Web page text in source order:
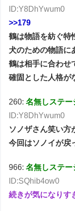
ID:Y8DhYwum0
>>179
鶴は物語を紡ぐ特
犬のための物語に
鶴は相手に合わせ
確固とした人格が
260:名無しステー
ID:Y8DhYwum0
ソノザさん笑い方
今回はソノイが戻
966:名無しステー
ID:SQhib4ow0
続きが気になりす